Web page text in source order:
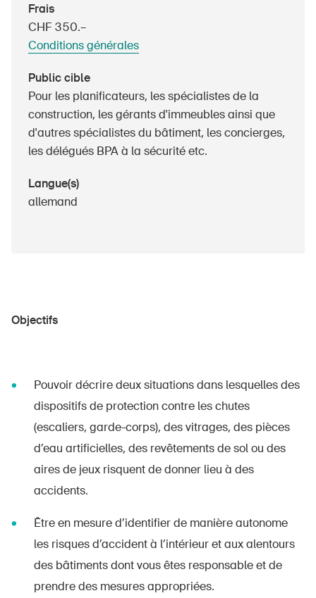
Produits sûrs
Aspects juridiques
Frais
CHF 350.–
Conditions générales
Public cible
Pour les planificateurs, les spécialistes de la
construction, les gérants d'immeubles ainsi que
d'autres spécialistes du bâtiment, les concierges,
les délégués BPA à la sécurité etc.
Langue(s)
allemand
Objectifs
Pouvoir décrire deux situations dans lesquelles des
dispositifs de protection contre les chutes
(escaliers, garde-corps), des vitrages, des pièces
d’eau artificielles, des revêtements de sol ou des
aires de jeux risquent de donner lieu à des
accidents.
Être en mesure d’identifier de manière autonome
les risques d’accident à l’intérieur et aux alentours
des bâtiments dont vous êtes responsable et de
prendre des mesures appropriées.